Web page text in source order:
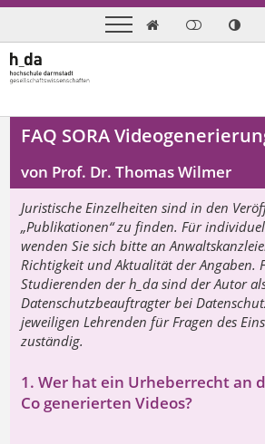

FAQ SORA
von Prof. Dr. Thomas Wilmer
Juristische Einzelheiten sind in den
„Publikationen“ zu finden. Für
wenden Sie sich bitte an
Richtigkeit und Aktualität der Angaben.
Studierenden der h_da sind der Autor
Datenschutzbeauftragter bei
jeweiligen Lehrenden für Fragen des
zuständig.
1. Wer hat ein Urheberrecht an
Co generierten Videos?